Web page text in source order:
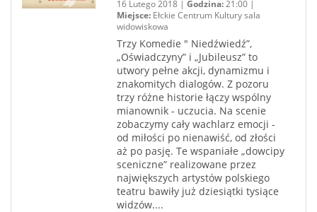
16 Lutego 2018 | Godzina:21:00 |
Miejsce:Ełckie Centrum Kultury sala
widowiskowa
Trzy Komedie " Niedźwiedź”,
„Oświadczyny” i „Jubileusz” to
utwory pełne akcji, dynamizmu i
znakomitych dialogów. Z pozoru
trzy różne historie łączy wspólny
mianownik - uczucia. Na scenie
zobaczymy cały wachlarz emocji -
od miłości po nienawiść, od złości
aż po pasję. Te wspaniałe „dowcipy
sceniczne” realizowane przez
największych artystów polskiego
teatru bawiły już dziesiątki tysiące
widzów....